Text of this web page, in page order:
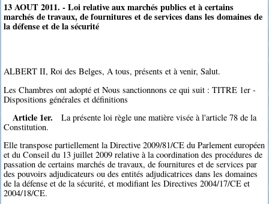
13 AOUT 2011. - Loi relative aux marchés publics et à certains
marchés de travaux, de fournitures et de services dans les domaines de
la défense et de la sécurité
ALBERT II, Roi des Belges, A tous, présents et à venir, Salut.
Les Chambres ont adopté et Nous sanctionnons ce qui suit : TITRE 1er -
Dispositions générales et définitions
Article 1er.
La présente loi règle une matière visée à l'article 78 de la
Constitution.
Elle transpose partiellement la Directive 2009/81/CE du Parlement européen
et du Conseil du 13 juillet 2009 relative à la coordination des procédures de
passation de certains marchés de travaux, de fournitures et de services par
des pouvoirs adjudicateurs ou des entités adjudicatrices dans les domaines
de la défense et de la sécurité, et modifiant les Directives 2004/17/CE et
2004/18/CE.